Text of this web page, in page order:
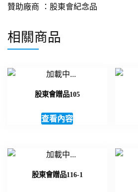
贊助廠商 ： 股東會紀念品
相關商品
股東會贈品105
查看內容
股東會贈品116-1